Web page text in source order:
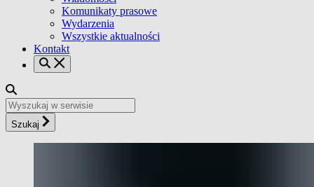
Komunikaty prasowe
Wydarzenia
Wszystkie aktualności
Kontakt
Szukaj